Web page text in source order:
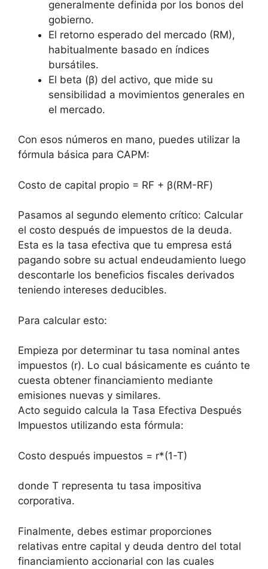
generalmente definida por los bonos del
gobierno.
El retorno esperado del mercado (RM),
habitualmente basado en índices
bursátiles.
El beta (β) del activo, que mide su
sensibilidad a movimientos generales en
el mercado.
Con esos números en mano, puedes utilizar la
fórmula básica para CAPM:
Costo de capital propio = RF + β(RM-RF)
Pasamos al segundo elemento crítico: Calcular
el costo después de impuestos de la deuda.
Esta es la tasa efectiva que tu empresa está
pagando sobre su actual endeudamiento luego
descontarle los beneficios fiscales derivados
teniendo intereses deducibles.
Para calcular esto:
Empieza por determinar tu tasa nominal antes
impuestos (r). Lo cual básicamente es cuánto te
cuesta obtener financiamiento mediante
emisiones nuevas y similares.
Acto seguido calcula la Tasa Efectiva Después
Impuestos utilizando esta fórmula:
Costo después impuestos = r*(1-T)
donde T representa tu tasa impositiva
corporativa.
Finalmente, debes estimar proporciones
relativas entre capital y deuda dentro del total
financiamiento accionarial con las cuales